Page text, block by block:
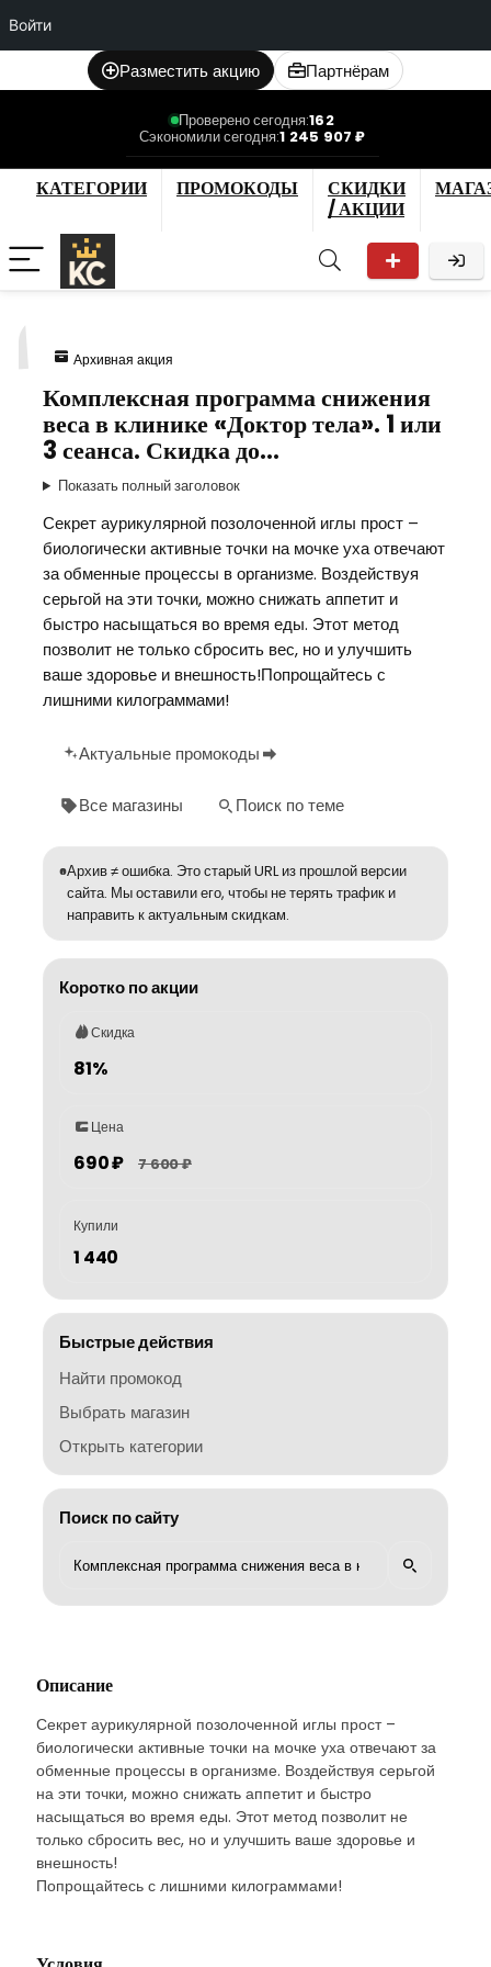
Войти
Разместить акцию Партнёрам
Проверено сегодня:162
Сэкономили сегодня:1 245 907 ₽
КАТЕГОРИИ ПРОМОКОДЫ
СКИДКИ
/ АКЦИИ
Архивная акция
Комплексная программа снижения
веса в клинике «Доктор тела». 1 или
3 сеанса. Скидка до…
Показать полный заголовок
Секрет аурикулярной позолоченной иглы прост –
биологически активные точки на мочке уха отвечают
за обменные процессы в организме. Воздействуя
серьгой на эти точки, можно снижать аппетит и
быстро насыщаться во время еды. Этот метод
позволит не только сбросить вес, но и улучшить
ваше здоровье и внешность!Попрощайтесь с
лишними килограммами!
Актуальные промокоды
Все магазины Поиск по теме
Архив ≠ ошибка. Это старый URL из прошлой версии
сайта. Мы оставили его, чтобы не терять трафик и
направить к актуальным скидкам.
Коротко по акции
Скидка
81%
Цена
690 ₽ 7 600 ₽
Купили
1 440
Быстрые действия
Найти промокод
Выбрать магазин
Открыть категории
Поиск по сайту
Описание
Секрет аурикулярной позолоченной иглы прост –
биологически активные точки на мочке уха отвечают за
обменные процессы в организме. Воздействуя серьгой
на эти точки, можно снижать аппетит и быстро
насыщаться во время еды. Этот метод позволит не
только сбросить вес, но и улучшить ваше здоровье и
внешность!
Попрощайтесь с лишними килограммами!